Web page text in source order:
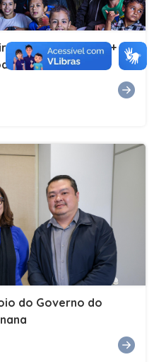
edição do Cuidar+ e
na Vila São João
do Governo do